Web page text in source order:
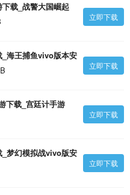
载_战警大国崛起
立即下载
海王捕鱼vivo版本安
立即下载
下载_宫廷计手游
立即下载
梦幻模拟战vivo版安
立即下载